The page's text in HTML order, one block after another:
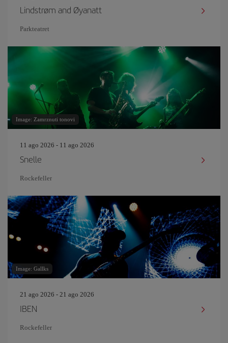
Lindstrøm and Øyanatt
Parkteatret
Image: Zamrznuti tonovi
11 ago 2026 - 11 ago 2026
Snelle
Rockefeller
Image: Gallks
21 ago 2026 - 21 ago 2026
IBEN
Rockefeller